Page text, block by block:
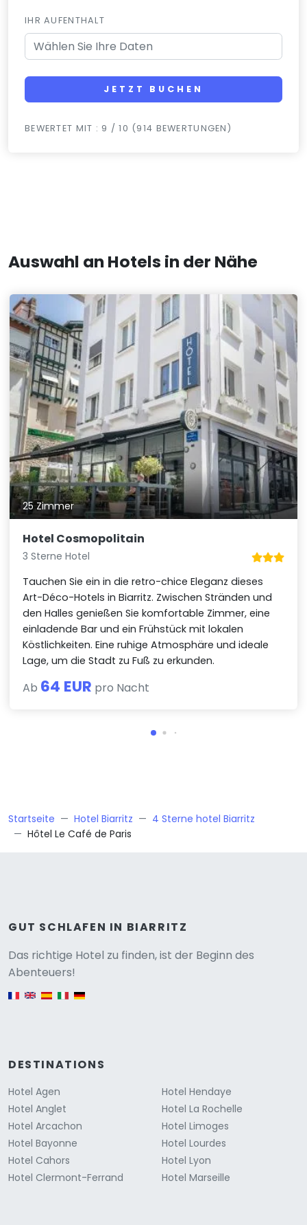
IHR AUFENTHALT
JETZT BUCHEN
BEWERTET MIT : 9 / 10 (914 BEWERTUNGEN)
Auswahl an Hotels in der Nähe
25 Zimmer
Hotel Cosmopolitain
3 Sterne Hotel
Tauchen Sie ein in die retro-chice Eleganz dieses
Art-Déco-Hotels in Biarritz. Zwischen Stränden und
den Halles genießen Sie komfortable Zimmer, eine
einladende Bar und ein Frühstück mit lokalen
Köstlichkeiten. Eine ruhige Atmosphäre und ideale
Lage, um die Stadt zu Fuß zu erkunden.
Ab 64 EUR pro Nacht
Startseite Hotel Biarritz
4 Sterne hotel Biarritz
Hôtel Le Café de Paris
GUT SCHLAFEN IN BIARRITZ
Das richtige Hotel zu finden, ist der Beginn des
Abenteuers!
English version
DESTINATIONS
Hotel Agen
Hotel Anglet
Hotel Arcachon
Hotel Bayonne
Hotel Cahors
Hotel Clermont-Ferrand
Hotel Hendaye
Hotel La Rochelle
Hotel Limoges
Hotel Lourdes
Hotel Lyon
Hotel Marseille